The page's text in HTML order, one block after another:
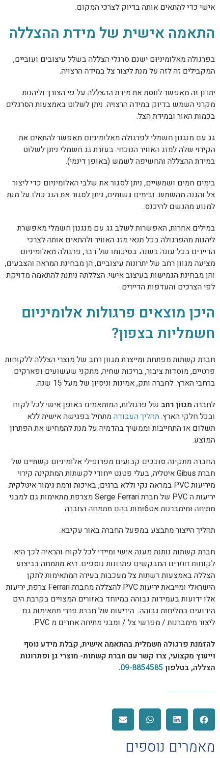
אישי כדי להתאים אותה בדיוק לצרכי המקום.
התאמה אישית של מידת ההצללה
בפרגולה מאלומיניום ישנם סרגלי הצללה בשלל עיצובים ועוביים,
המקבילים זה לזה על מנת ליצור צל במידה הרצויה.
יתרון זה מאפשר לווסת את מידת ההצללה על פי הצורך וליהנות
מקרני השמש בדיוק במידה הרצויה. ניתן לשלוט באמצעות הסרגלים
בכמות האור ובמידת הצל.
גג עם מנגנון חשמלי לפרגולה מאלומיניום מאפשר להתאים את
הקירוי שלה למזג האוויר הנוכחי. בעזרת גג חשמלי ניתן לשלוט
במידת ההצללה והחשיפה לשמש (באופן דינמי).
בימים חמים ושמשיים, ניתן לסגור את שלבי האלומיניום כדי ליצור
צל והגנה מהשמש. ובימים גשומים, ניתן לסגור את הגג כולו על מנת
למנוע מהגשם להיכנס.
במילים אחרות, האפשרות לשלב גג עם מנגנון חשמלי מאפשרת
ליהנות מהפרגולה בכל תנאי מזג האוויר ולהתאים אותה לצרכי
הדיירים בכל עונה בשנה. בסיכומו של דבר, פרגולה מאלומיניום
מציעה מגוון רחב של יתרונות עיצוביים, הן מבחינת המראה והצבעים,
והן מבחינת הגמישות בעיצוב אישי. הצללתה ניתנת להתאמה מדויקת
לפי הצרכים והעדפות הדיירים.
היכן מוצאים פרגולות אלומיניום
חשמליות בצפון?
חברת קשתות מפתחת ומייצרת מגוון רחב של מוצרי הצללה ללקוחות
פרטיים, מוסדות ציבור, בריכות שחיה, מתקני שעשועים ופארקים
ברחבי הארץ. לחברה ותק, אמינות וניסיון של מעל 15 שנה.
לחברה מגוון רחב של פרגולות, המותאמים באופן אישי לכל לקוח
ובכל חלקי הארץ.תהליך העבודהמתחיל בפגישה אישית ללא
תשלום או התחייבות וממשיך בהדמיה על מנת להמחיש את הפתרון
המוצע.
החברה מתקינה סוככים קבועים מפרופילי אלומיניום קשתיים של
חברת Gibus איטליה, בעלי פטנט ייחודי לקשתות המתקינה קירוי
מיריעות PVC במראה נקי וללא ברגים, באיכות ורמת גימור איטלקית.
יריעות ה PVC של חברת Serge Ferrari מצרפת מתאימות גם למבני
מתיחה ומימברנות אט6ומות בהם מתמחה החברה.
תהליך הייצור מתבצע במפעל החברה באור עקיבא.
חברת קשתות נותנת מענה אישי ומיידי לכל לקוח והראיה לכך היא
לקוחות חוזרים המבקשים פתרונות נוספים. היא מתמחה בביצוע
הצללה באמצעות רשתות צל מעכבות בעירה המתאימות לתקן
הישראלי ומייבאת יריעות PVC להצללה מחברת Ferrari צרפת, יריעות
אלו ידועות בעמידות גבוהה במיוחד באזורים המצויים בקרבת הים
הידועים במליחות גבוהה. היריעות של חברת פררי מתאימות גם
ליצור מימברנות / מפרשי צל / ומבני מתיחה אחרים מ PVC.
להזמנת פרגולה חשמלית בהתאמה אישית, קבלת מידע נוסף
וייעוץ מקצועי, צרו קשר עם חברת קשתות- מוצרי גן ופתרונות
הצללה, בטלפון 09-8854585
.
מאמרים נוספים